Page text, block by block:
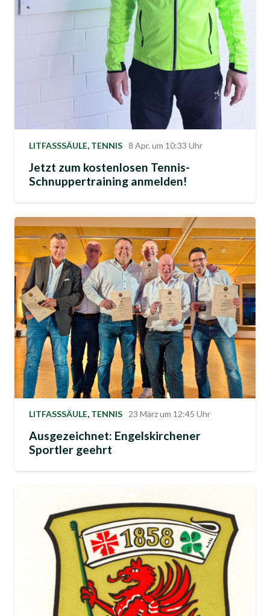
LITFASSSÄULE, TENNIS 8 Apr. um 10:33 Uhr
Jetzt zum kostenlosen Tennis-
Schnuppertraining anmelden!
LITFASSSÄULE, TENNIS 23 März um 12:45 Uhr
Ausgezeichnet: Engelskirchener
Sportler geehrt